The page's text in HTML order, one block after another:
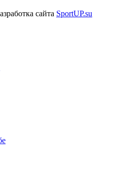
сайта SportUP.su